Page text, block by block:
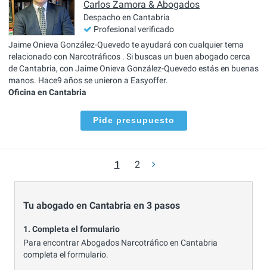
Carlos Zamora & Abogados
Despacho en Cantabria
Profesional verificado
Jaime Onieva González-Quevedo te ayudará con cualquier tema
relacionado con Narcotráficos . Si buscas un buen abogado cerca
de Cantabria, con Jaime Onieva González-Quevedo estás en buenas
manos. Hace9 años se unieron a Easyoffer.
Oficina en Cantabria
Pide presupuesto
1 2
Tu abogado en Cantabria en 3 pasos
1. Completa el formulario
Para encontrar Abogados Narcotráfico en Cantabria
completa el formulario.